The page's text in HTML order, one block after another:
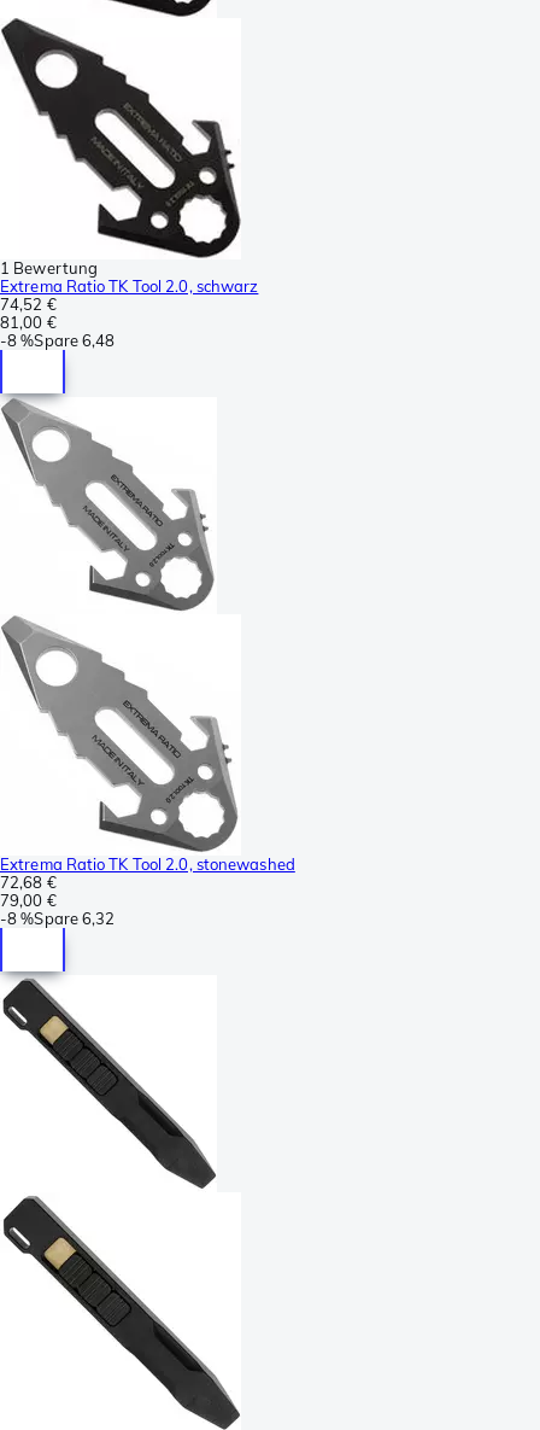
1 Bewertung
Extrema Ratio TK Tool 2.0, schwarz
74,52 €
81,00 €
-8 %Spare6,48
Extrema Ratio TK Tool 2.0, stonewashed
72,68 €
79,00 €
-8 %Spare6,32